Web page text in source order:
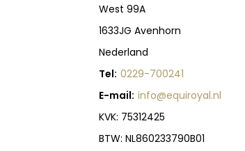
West 99A
1633JG Avenhorn
Nederland
Tel: 0229-700241
E-mail: info@equiroyal.nl
KVK: 75312425
BTW: NL860233790B01